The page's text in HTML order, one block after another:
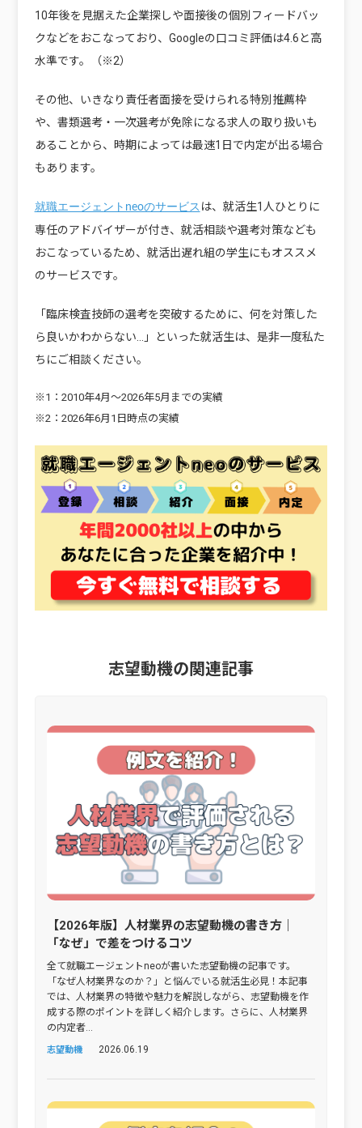
10年後を見据えた企業探しや面接後の個別フィードバッ
クなどをおこなっており、Googleの口コミ評価は4.6と高
水準です。（※2）
その他、いきなり責任者面接を受けられる特別推薦枠
や、書類選考・一次選考が免除になる求人の取り扱いも
あることから、時期によっては最速1日で内定が出る場合
もあります。
就職エージェントneoのサービス は、就活生1人ひとりに
専任のアドバイザーが付き、就活相談や選考対策なども
おこなっているため、就活出遅れ組の学生にもオススメ
のサービスです。
「臨床検査技師の選考を突破するために、何を対策した
ら良いかわからない…」といった就活生は、是非一度私た
ちにご相談ください。
※1：2010年4月〜2026年5月までの実績
※2：2026年6月1日時点の実績
志望動機の関連記事
【2026年版】人材業界の志望動機の書き方｜
「なぜ」で差をつけるコツ
全て就職エージェントneoが書いた志望動機の記事です。
「なぜ人材業界なのか？」と悩んでいる就活生必見！本記事
では、人材業界の特徴や魅力を解説しながら、志望動機を作
成する際のポイントを詳しく紹介します。さらに、人材業界
の内定者...
志望動機 2026.06.19